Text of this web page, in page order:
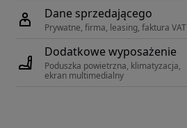
Dane sprzedającego
Prywatne, firma, leasing, faktura VAT
Dodatkowe wyposażenie
Poduszka powietrzna, klimatyzacja,
ekran multimedialny